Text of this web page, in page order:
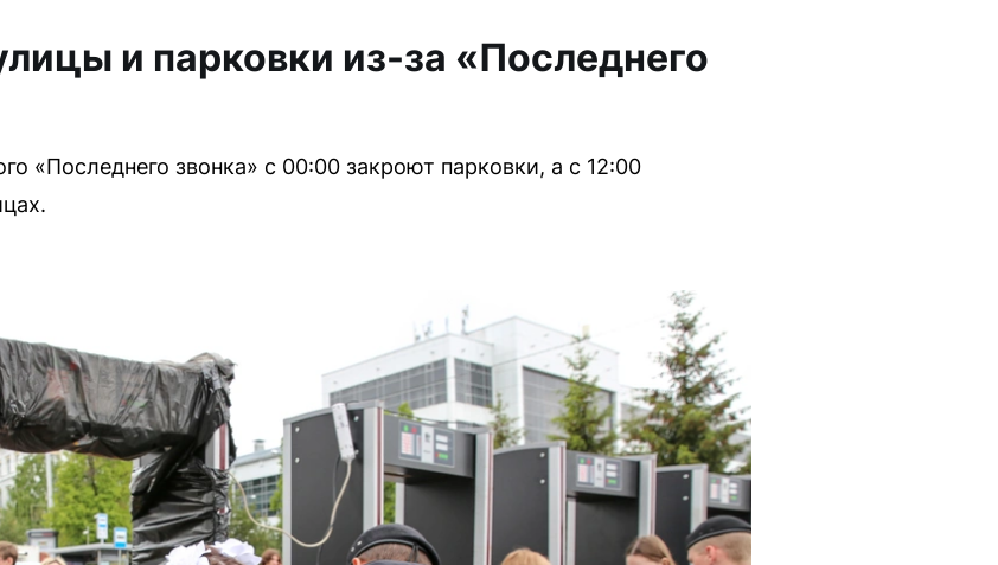
и парковки из-за «Последнего
«Последнего звонка» с 00:00 закроют парковки, а с 12:00